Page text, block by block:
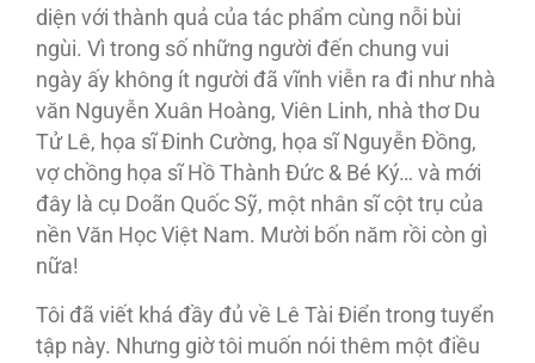
diện với thành quả của tác phẩm cùng nỗi bùi
ngùi. Vì trong số những người đến chung vui
ngày ấy không ít người đã vĩnh viễn ra đi như nhà
văn Nguyễn Xuân Hoàng, Viên Linh, nhà thơ Du
Tử Lê, họa sĩ Đinh Cường, họa sĩ Nguyễn Đồng,
vợ chồng họa sĩ Hồ Thành Đức & Bé Ký… và mới
đây là cụ Doãn Quốc Sỹ, một nhân sĩ cột trụ của
nền Văn Học Việt Nam. Mười bốn năm rồi còn gì
nữa!
Tôi đã viết khá đầy đủ về Lê Tài Điển trong tuyển
tập này. Nhưng giờ tôi muốn nói thêm một điều